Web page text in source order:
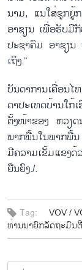
ນາມ, ແນ​ໃສ່​ຊຸກ​ຍູ້​
ອາ​ຊຽນ ເພື່ອ​ຮັບ​ມື​
ປະ​ຊາ​ຄົມ ອາ​ຊຽນ
ເຖິງ.”
ບ​ັນ​ດາ​ການ​ເຄື່ອນ​ໄ
ດາ​ປະ​ເທດ​ບ້ານ​ໃ
ຕັ້ງ​ໜ້າ​ຂອງ ຫວຽ
ພາກ​ພື້ນ​ໃນ​ພາກ​ພື້ນ
ມີ​ຄວາມ​ເຂັ້ມ​ແຂງ​
ຍືນ​ຍົງ./.
Tag: VOV /
ທ່ານ​ນາ​ຍົກ​ລັດ​ຖະ​ມົນ​